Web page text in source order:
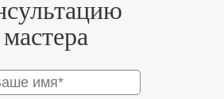
мастера